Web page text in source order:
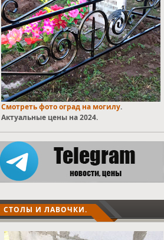
Смотреть фото оград на могилу.
Актуальные цены на 2024.
СТОЛЫ И ЛАВОЧКИ.